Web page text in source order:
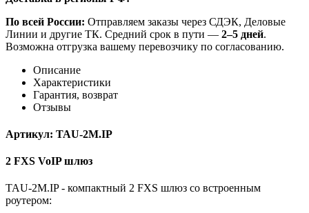
По всей России: Отправляем заказы через СДЭК, Деловые
Линии и другие ТК. Средний срок в пути — 2–5 дней.
Возможна отгрузка вашему перевозчику по согласованию.
Описание
Характеристики
Гарантия, возврат
Отзывы
Артикул: TAU-2M.IP
2 FXS VoIP шлюз
TAU-2M.IP - компактный 2 FXS шлюз со встроенным
роутером: